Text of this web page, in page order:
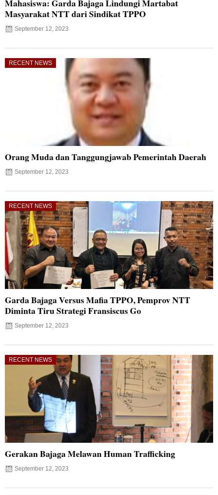
Mahasiswa: Garda Bajaga Lindungi Martabat
Masyarakat NTT dari Sindikat TPPO
September 12, 2023
RECENT NEWS
Orang Muda dan Tanggungjawab Pemerintah Daerah
September 12, 2023
RECENT NEWS
Garda Bajaga Versus Mafia TPPO, Pemprov NTT
Diminta Tiru Strategi Fransiscus Go
September 12, 2023
RECENT NEWS
Gerakan Bajaga Melawan Human Trafficking
September 12, 2023